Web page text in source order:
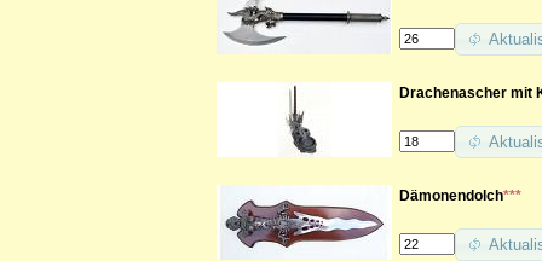
Drachenascher mit
Dämonendolch***